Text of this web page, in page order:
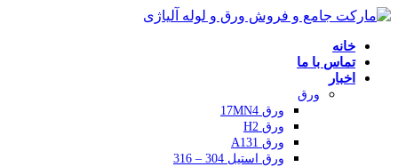
خانه
تماس با ما
اخبار
ورق
ورق 17MN4
ورق H2
ورق A131
ورق استیل 304 – 316